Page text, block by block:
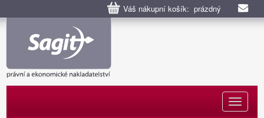
Váš nákupní košík: prázdný